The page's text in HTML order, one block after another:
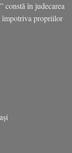
constă în judecarea
împotriva propriilor